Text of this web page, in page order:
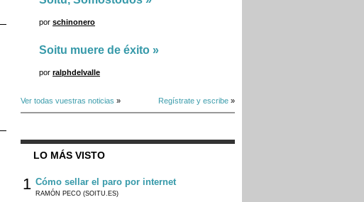
por schinonero
Soitu muere de éxito »
por ralphdelvalle
Ver todas vuestras noticias » Regístrate y escribe »
LO MÁS VISTO
1 Cómo sellar el paro por internet
RAMÓN PECO (SOITU.ES)